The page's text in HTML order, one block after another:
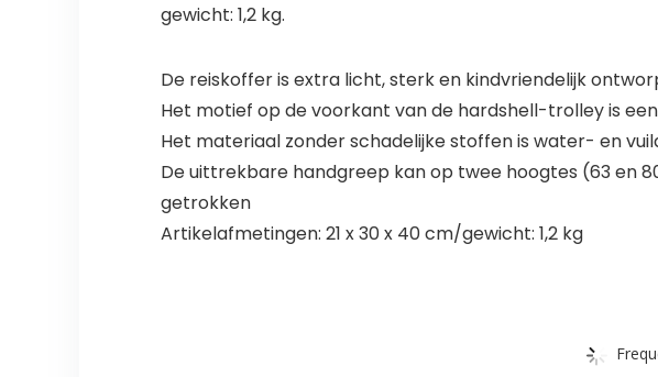
gewicht: 1,2 kg.
De reiskoffer is extra licht, sterk en kindvriendelijk
Het motief op de voorkant van de hardshell-trolley is
Het materiaal zonder schadelijke stoffen is water- en
De uittrekbare handgreep kan op twee hoogtes (63 en
getrokken
Artikelafmetingen: 21 x 30 x 40 cm/gewicht: 1,2 kg